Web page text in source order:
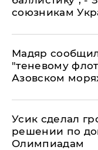
союзникам
Мадяр
"теневому
Азовском
Усик сделал
решении по
Олимпиадам